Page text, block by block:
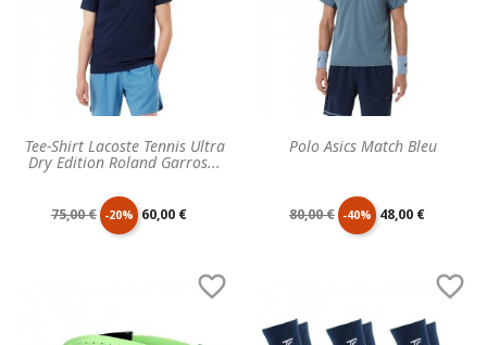
Tee-Shirt Lacoste Tennis Ultra
Dry Edition Roland Garros...
Prix
75,00 € -20% Prix
60,00 €
Polo Asics Match Bleu
Prix
base
80,00 € -40% Prix
48,00 €
 